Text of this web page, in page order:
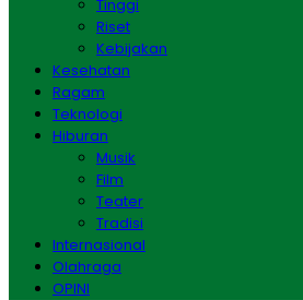
Tinggi
Riset
Kebijakan
Kesehatan
Ragam
Teknologi
Hiburan
Musik
Film
Teater
Tradisi
Internasional
Olahraga
OPINI